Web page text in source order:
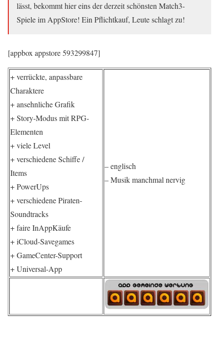
lässt, bekommt hier eins der derzeit schönsten Match3-
Spiele im AppStore! Ein Pflichtkauf, Leute schlagt zu!
[appbox appstore 593299847]
+ verrückte, anpassbare
Charaktere
+ ansehnliche Grafik
+ Story-Modus mit RPG-
Elementen
+ viele Level
+ verschiedene Schiffe /
Items
+ PowerUps
+ verschiedene Piraten-
Soundtracks
+ faire InAppKäufe
+ iCloud-Savegames
+ GameCenter-Support
+ Universal-App
– englisch
– Musik manchmal nervig